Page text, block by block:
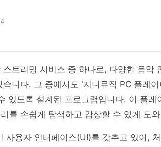
트리밍 서비스 중 하나로, 다양한 음악
니다. 그 중에서도 '지니뮤직 PC 플레
있도록 설계된 프로그램입니다. 이 플레
를 손쉽게 탐색하고 감상할 수 있게 도
사용자 인터페이스(UI)를 갖추고 있어,